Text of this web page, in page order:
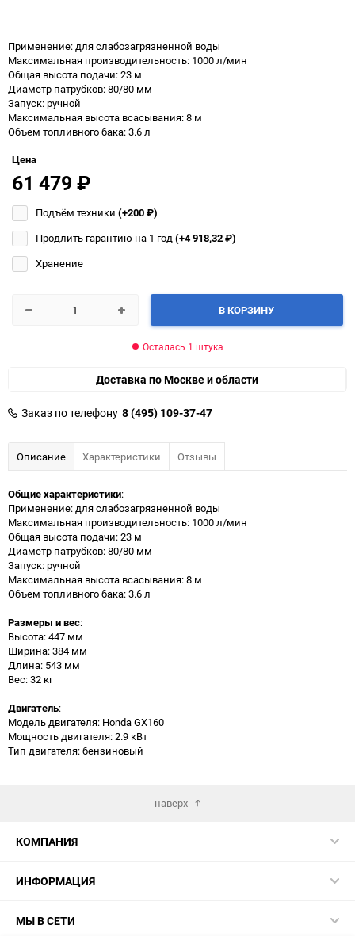
Применение: для слабозагрязненной воды
Максимальная производительность: 1000 л/мин
Общая высота подачи: 23 м
Диаметр патрубков: 80/80 мм
Запуск: ручной
Максимальная высота всасывания: 8 м
Объем топливного бака: 3.6 л
Цена
61 479 ₽
Подъём техники (+200₽)
Продлить гарантию на 1 год(+4 918,32₽)
Хранение
В КОРЗИНУ
Осталась 1 штука
Доставка по Москве и области
Заказ по телефону 8 (495) 109-37-47
Описание Характеристики Отзывы
Общие характеристики:
Применение: для слабозагрязненной воды
Максимальная производительность: 1000 л/мин
Общая высота подачи: 23 м
Диаметр патрубков: 80/80 мм
Запуск: ручной
Максимальная высота всасывания: 8 м
Объем топливного бака: 3.6 л
Размеры и вес:
Высота: 447 мм
Ширина: 384 мм
Длина: 543 мм
Вес: 32 кг
Двигатель:
Модель двигателя: Honda GX160
Мощность двигателя: 2.9 кВт
Тип двигателя: бензиновый
наверх
КОМПАНИЯ
ИНФОРМАЦИЯ
МЫ В СЕТИ